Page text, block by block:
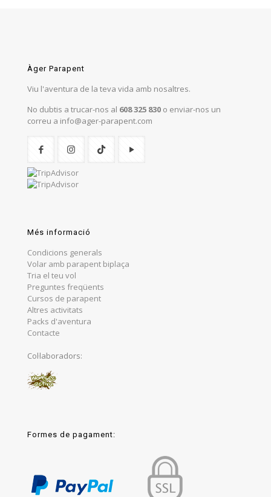
Àger Parapent
Viu l'aventura de la teva vida amb nosaltres.
No dubtis a trucar-nos al 608 325 830 o enviar-nos un
correu a info@ager-parapent.com
Més informació
Condicions generals
Volar amb parapent biplaça
Tria el teu vol
Preguntes freqüents
Cursos de parapent
Altres activitats
Packs d'aventura
Contacte
Col·laboradors:
Formes de pagament: